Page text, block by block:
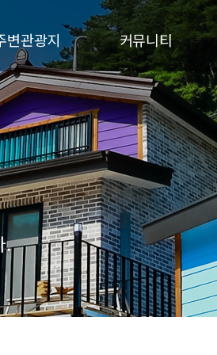
변관광지
서브메뉴
커뮤니티
공지사항
질문과답변
여행후기
펜션갤러리
.